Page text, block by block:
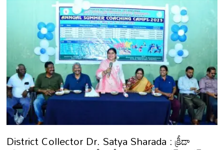
District Collector Dr. Satya Sharada : క్రీడా